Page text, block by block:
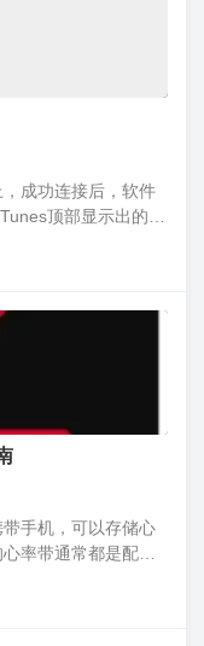
成功连接后，软件
顶部显示出的已
面读取以及解析数
手机，可以存储心
率带通常都是配合
购买了就无须购买